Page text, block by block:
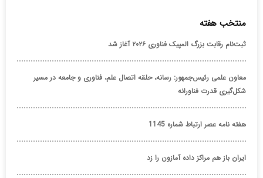
منتخب هفته
ثبت‌نام رقابت بزرگ المپیک فناوری ۲۰۲۶ آغاز شد
معاون علمی رئیس‌جمهور: رسانه، حلقه اتصال علم، فناوری و جامعه در مسیر
شکل‌گیری قدرت فناورانه
هفته نامه عصر ارتباط شماره 1145
ایران باز هم مراکز داده آمازون را زد